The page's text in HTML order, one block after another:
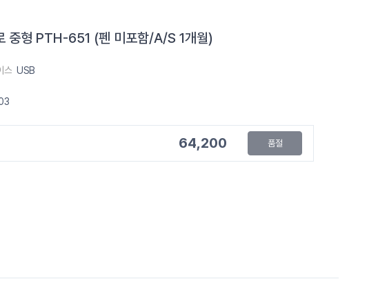
중형 PTH-651 (펜 미포함/A/S 1개월)
스 USB
64,200 품절